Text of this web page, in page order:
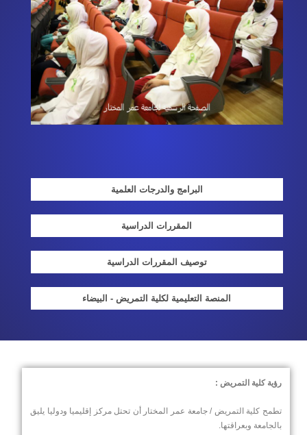
البرامج والدرجات العلمية
المقررات الدراسية
توصيف المقررات الدراسية
المنصة التعليمية لكلية التمريض - البيضاء
رؤية كلية التمريض :
تطمح كلية التمريض / جامعة عمر المختار أن تحتل مركز إقليميا ودوليا يليق
بالجامعة وبعراقتها.